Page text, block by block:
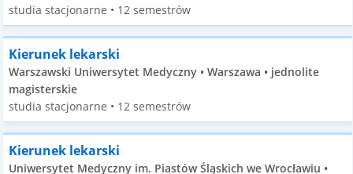
studia stacjonarne • 12 semestrów
Kierunek lekarski
Warszawski Uniwersytet Medyczny • Warszawa • jednolite
magisterskie
studia stacjonarne • 12 semestrów
Kierunek lekarski
Uniwersytet Medyczny im. Piastów Śląskich we Wrocławiu •